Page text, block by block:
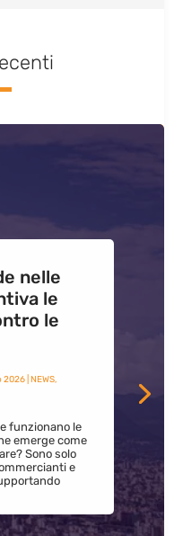
nelle
le
le
2026| NEWS,
funzionano le
emerge come
Sono solo
e